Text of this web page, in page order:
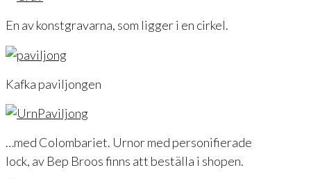
En av konstgravarna, som ligger i en cirkel.
Kafka paviljongen
…med Colombariet. Urnor med personifierade
lock, av Bep Broos finns att beställa i shopen.